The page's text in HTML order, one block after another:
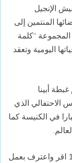
الإنجيل
المنتمين إلى
المجموعة “كلمة
اليومية وتعقد
أبينا
الاحتفالي الذي
في الكنيسة كما
البابا بولس السادس حينما استقبلها سنة 1964 اقر واعترف بعمل